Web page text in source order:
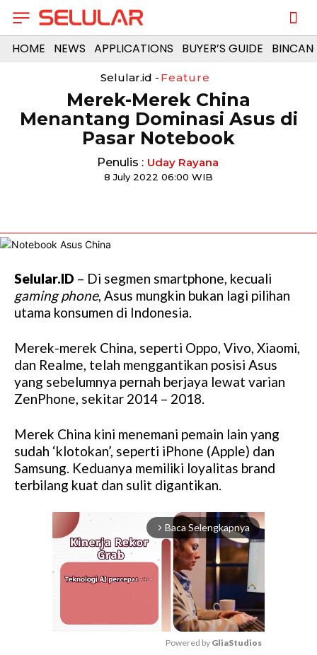
HOME NEWS APPLICATIONS BUYER’S GUIDE
Selular.id - Feature
Merek-Merek China
Menantang Dominasi Asus di
Pasar Notebook
Penulis : Uday Rayana
8 July 2022 06:00 WIB
Selular.ID – Di segmen smartphone, kecuali
gaming phone, Asus mungkin bukan lagi pilihan
utama konsumen di Indonesia.
Merek-merek China, seperti Oppo, Vivo, Xiaomi,
dan Realme, telah menggantikan posisi Asus
yang sebelumnya pernah berjaya lewat varian
ZenPhone, sekitar 2014 – 2018.
Merek China kini menemani pemain lain yang
sudah ‘klotokan’, seperti iPhone (Apple) dan
Samsung. Keduanya memiliki loyalitas brand
terbilang kuat dan sulit digantikan.
arrow_forward_ios Baca Selengkapnya
Powered by GliaStudios